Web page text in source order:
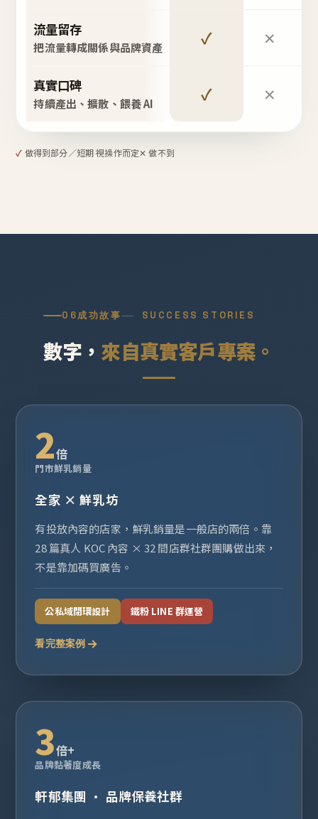
流量留存
把流量轉成關係與品牌資產 ✓ ✕
真實口碑
持續產出、擴散、餵養 AI ✓ ✕
✓ 做得到部分／短期 視操作而定✕ 做不到
06成功故事 SUCCESS STORIES
數字， 來自真實客戶專案。
2倍
門市鮮乳銷量
全家 × 鮮乳坊
有投放內容的店家，鮮乳銷量是一般店的兩倍。靠
28 篇真人 KOC 內容 × 32 間店群社群團購做出來，
不是靠加碼買廣告。
公私域閉環設計 鐵粉 LINE 群運營
看完整案例
3倍+
品牌黏著度成長
軒郁集團 · 品牌保養社群